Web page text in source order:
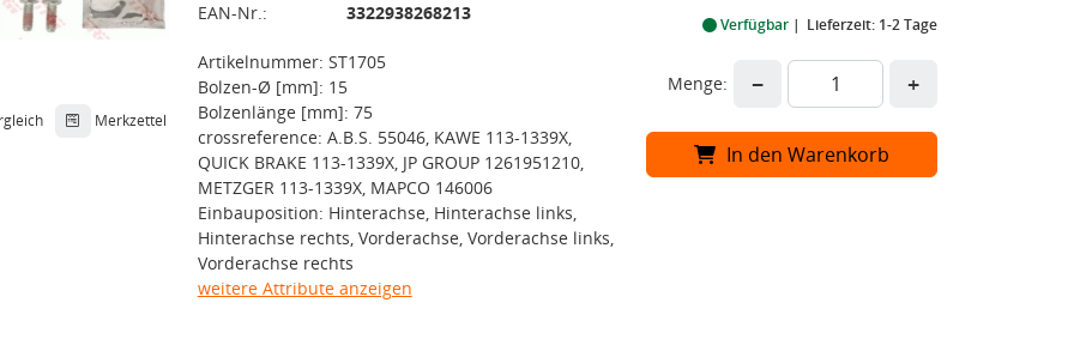
Merkzettel
EAN-Nr.:
3322938268213
Artikelnummer: ST1705
Bolzen-Ø [mm]: 15
Bolzenlänge [mm]: 75
crossreference: A.B.S. 55046, KAWE 113-1339X,
QUICK BRAKE 113-1339X, JP GROUP 1261951210,
METZGER 113-1339X, MAPCO 146006
Einbauposition: Hinterachse, Hinterachse links,
Hinterachse rechts, Vorderachse, Vorderachse links,
Vorderachse rechts
weitere Attribute anzeigen
Verfügbar Lieferzeit: 1-2 Tage
Menge: − +
In den Warenkorb